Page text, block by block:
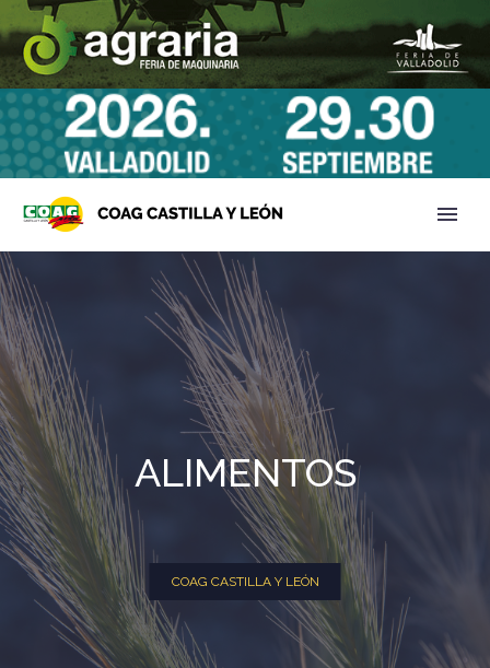
ALIMENTOS
COAG CASTILLA Y LEÓN